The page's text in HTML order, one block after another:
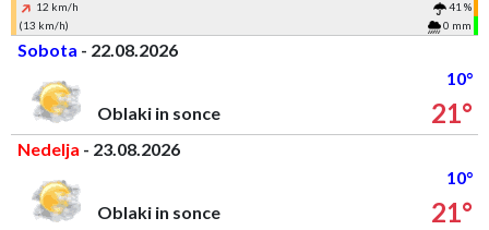
12 km/h
41 %
(13 km/h)
0 mm
Sobota - 22.08.2026
10°
Oblaki in sonce
21°
Nedelja - 23.08.2026
10°
Oblaki in sonce
21°